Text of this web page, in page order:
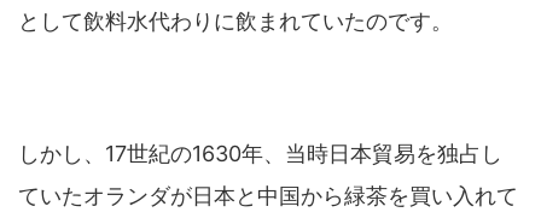
として飲料水代わりに飲まれていたのです。
しかし、17世紀の1630年、当時日本貿易を独占し
ていたオランダが日本と中国から緑茶を買い入れて